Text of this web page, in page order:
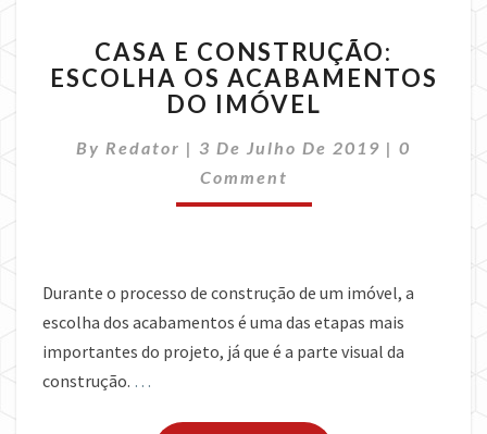
E
CONSTRUÇÃO:
ESCOLHA
ACABAMENTOS
DO
CASA E CONSTRUÇÃO:
ESCOLHA OS ACABAMENTOS
DO IMÓVEL
By Redator | 3 De Julho De 2019 | 0
Comment
Durante o processo de construção de um imóvel, a
escolha dos acabamentos é uma das etapas mais
importantes do projeto, já que é a parte visual da
construção. …